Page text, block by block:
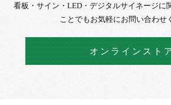
看板・サイン・LED・デジタルサイネージに
ことでもお気軽にお問い合わせ
オンラインスト